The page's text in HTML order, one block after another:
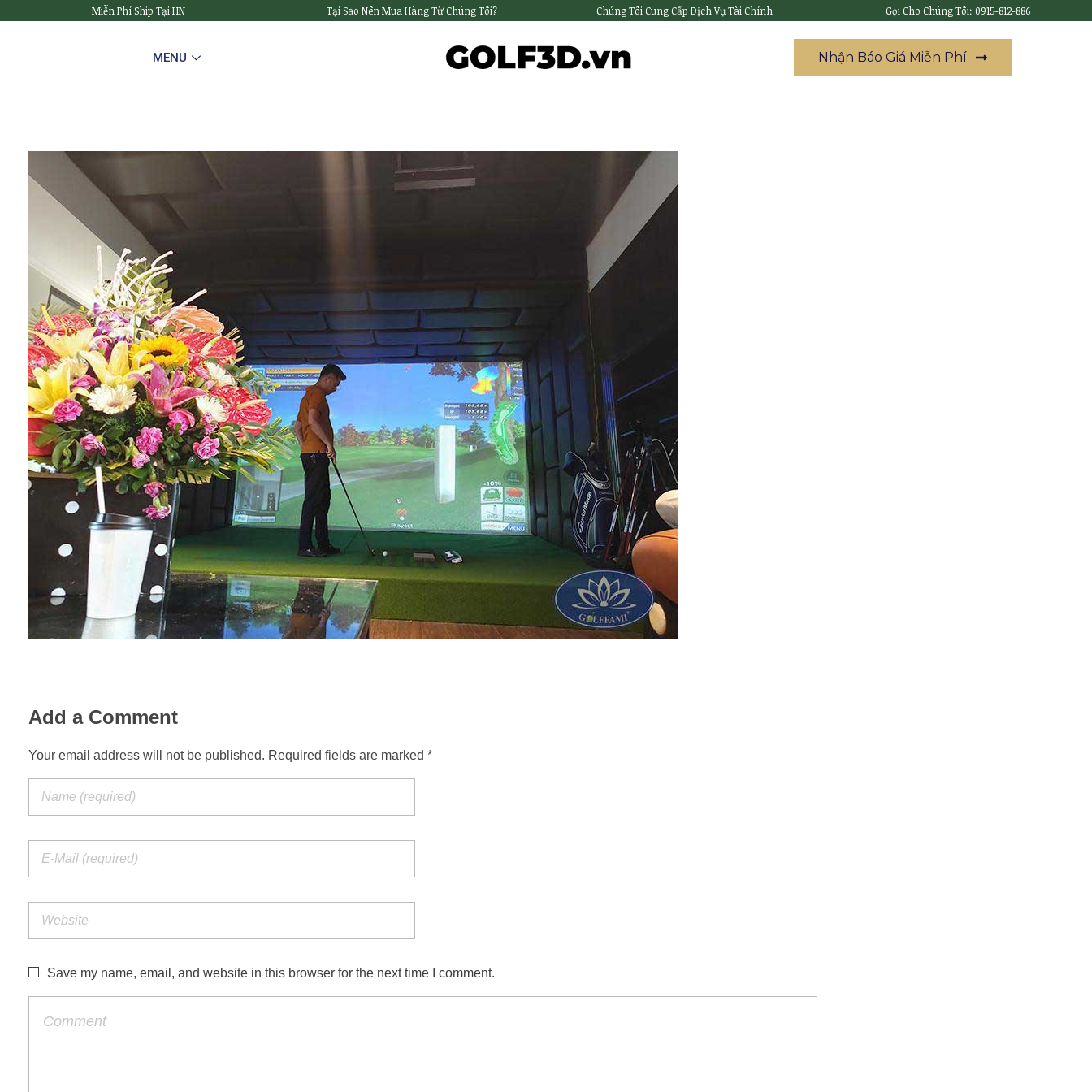
Miễn Phí Ship Tại HN Tại Sao Nên Mua Hàng Từ Chúng Tôi? Chúng Tôi Cung Cấp Dịch Vụ Tài Chính Gọi Cho Chúng Tôi: 0915-812-886
MENU Nhận Báo Giá Miễn Phí
Add a Comment
Your email address will not be published. Required fields are marked *
Save my name, email, and website in this browser for the next time I comment.